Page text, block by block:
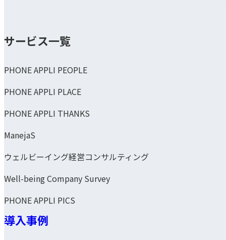
サービス一覧
PHONE APPLI PEOPLE
PHONE APPLI PLACE
PHONE APPLI THANKS
ManejaS
ウェルビーイング経営コンサルティング
Well-being Company Survey
PHONE APPLI PICS
導入事例